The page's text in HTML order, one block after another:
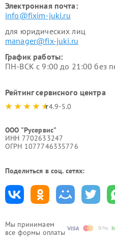
Мы принимаем
все формы оплаты
Электронная почта:
info@fixim-juki.ru
для юридических лиц
manager@fix-juki.ru
График работы:
ПН-ВСК с 9:00 до 21:00 без
Рейтинг сервисного центра
4.9-5.0
ООО "Русервис"
ИНН 7702633247
ОГРН 1077746335776
Поделиться в соц. сетях: